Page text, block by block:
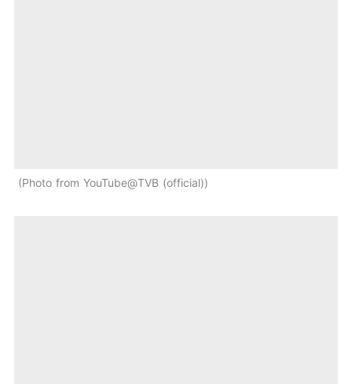
Photo from YouTube@TVB (official)